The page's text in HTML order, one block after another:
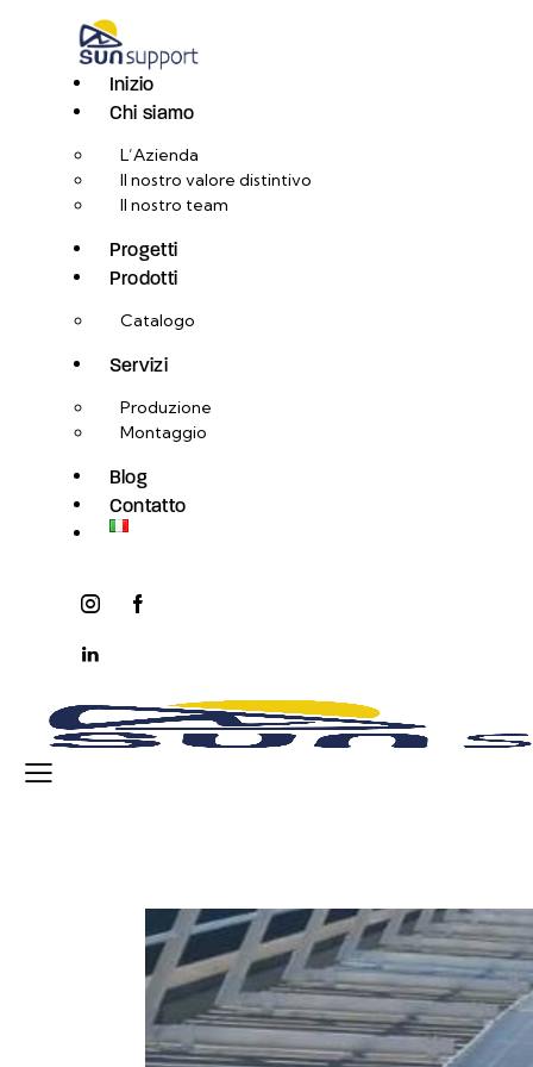
Inizio
Chi siamo
L’Azienda
Il nostro valore distintivo
Il nostro team
Progetti
Prodotti
Catalogo
Servizi
Produzione
Montaggio
Blog
Contatto
instagramfacebook-
linkedin